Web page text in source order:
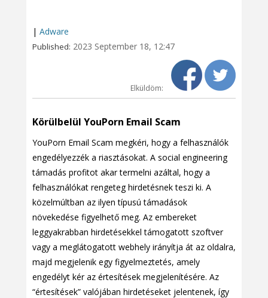
| Adware
Published: 2023 September 18, 12:47
Elküldöm:
Körülbelül YouPorn Email Scam
YouPorn Email Scam megkéri, hogy a felhasználók
engedélyezzék a riasztásokat. A social engineering
támadás profitot akar termelni azáltal, hogy a
felhasználókat rengeteg hirdetésnek teszi ki. A
közelmúltban az ilyen típusú támadások
növekedése figyelhető meg. Az embereket
leggyakrabban hirdetésekkel támogatott szoftver
vagy a meglátogatott webhely irányítja át az oldalra,
majd megjelenik egy figyelmeztetés, amely
engedélyt kér az értesítések megjelenítésére. Az
“értesítések” valójában hirdetéseket jelentenek, így